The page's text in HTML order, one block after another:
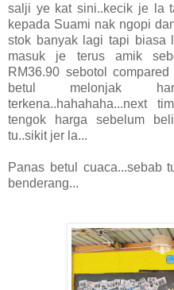
salji ye kat sini..kecik je la
kepada Suami nak ngopi
stok banyak lagi tapi biasa
masuk je terus amik
RM36.90 sebotol
betul melonjak
terkena..hahahaha...next
tengok harga sebelum
tu..sikit jer la...
Panas betul cuaca...sebab
benderang...